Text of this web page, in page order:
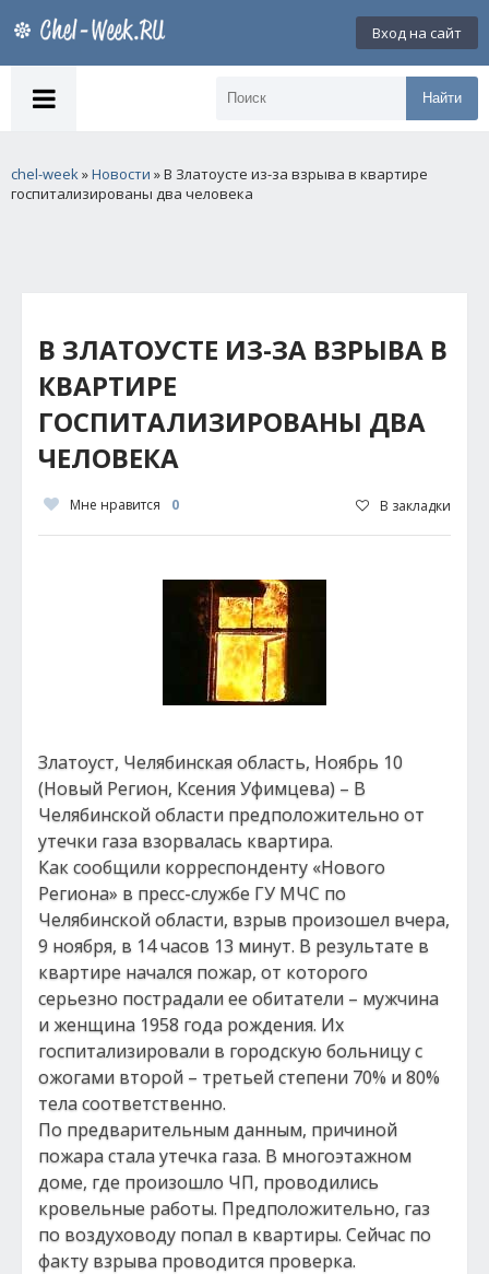
Вход на сайт
Найти
chel-week»Новости » В Златоусте из-за взрыва в квартире
госпитализированы два человека
В ЗЛАТОУСТЕ ИЗ-ЗА ВЗРЫВА В
КВАРТИРЕ
ГОСПИТАЛИЗИРОВАНЫ ДВА
ЧЕЛОВЕКА
Мне нравится 0 В закладки
Златоуст, Челябинская область, Ноябрь 10
(Новый Регион, Ксения Уфимцева) – В
Челябинской области предположительно от
утечки газа взорвалась квартира.
Как сообщили корреспонденту «Нового
Региона» в пресс-службе ГУ МЧС по
Челябинской области, взрыв произошел вчера,
9 ноября, в 14 часов 13 минут. В результате в
квартире начался пожар, от которого
серьезно пострадали ее обитатели – мужчина
и женщина 1958 года рождения. Их
госпитализировали в городскую больницу с
ожогами второй – третьей степени 70% и 80%
тела соответственно.
По предварительным данным, причиной
пожара стала утечка газа. В многоэтажном
доме, где произошло ЧП, проводились
кровельные работы. Предположительно, газ
по воздуховоду попал в квартиры. Сейчас по
факту взрыва проводится проверка.